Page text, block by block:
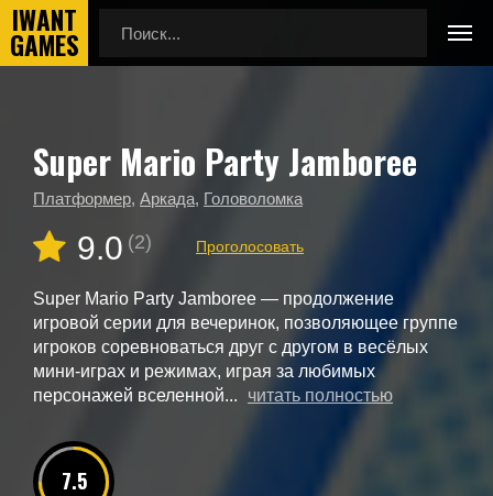
Главная
Новые игры
Super Mario Party Jamboree
Super Mario Party Jamboree
Платформер, Аркада, Головоломка
9.0 (2) Проголосовать
Super Mario Party Jamboree — продолжение
игровой серии для вечеринок, позволяющее группе
игроков соревноваться друг с другом в весёлых
мини-играх и режимах, играя за любимых
персонажей вселенной...
читать полностью
7.5